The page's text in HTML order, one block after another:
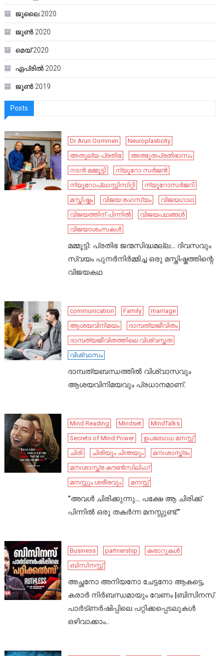
ജൂലൈ 2020
ജൂൺ 2020
മെയ്‌ 2020
ഏപ്രിൽ 2020
ജൂൺ 2019
Posts
Dr Arun Oommen
Neuroplasticity
അതുല്യ പ്രതിഭ
അത്ഭുതപ്രതിഭാസം
നടൻ മമ്മൂട്ടി
ന്യൂറോ സർജൻ
ന്യൂറോപ്ലാസ്റ്റിസിറ്റി
ന്യൂറോസർജറി
മസ്തിഷ്കം
വിജയ രഹസ്യം
വിജയഗാഥ
വിജയത്തിന് പിന്നിൽ
വിജയപഥങ്ങൾ
വിജയാശംസകൾ
മമ്മൂട്ടി: പ്രതിഭ ജന്മസിദ്ധമല്ല… ദിവസവും
സ്വയം പുനർനിർമ്മിച്ച ഒരു മസ്തിഷ്കത്തിന്റെ
വിജയകഥ
communication Family
marriage
ആശയവിനിമയം
ദാമ്പത്യജീവിതം
ദാമ്പത്യജീവിതത്തിലെ വിശ്വസ്തത
വിശ്വാസം
ദാമ്പത്യബന്ധത്തിൽ വിശ്വാസവും
ആശയവിനിമയവും പ്രധാനമാണ്.
Mind Reading Mindset
MindTalks
Secrets of Mind Power
ഉപബോധ മനസ്സ്
ചിരി
ചിരിയും ചിന്തയും
മനഃശാസ്ത്രം
മനഃശാസ്ത്ര കൗൺസിലിംഗ്
മനസ്സും ശരീരവും
മനസ്സ്
“അവൾ ചിരിക്കുന്നു… പക്ഷേ ആ ചിരിക്ക്
പിന്നിൽ ഒരു തകർന്ന മനസ്സുണ്ട്.”
Business partnership
കരാറുകൾ
ബിസിനസ്സ്
അച്ഛനോ അനിയനോ ചേട്ടനോ ആകട്ടെ,
കരാർ നിർബന്ധമായും വേണം |ബിസിനസ്
പാർട്ണർഷിപ്പിലെ പറ്റിക്കപ്പെടലുകൾ
ഒഴിവാക്കാം..